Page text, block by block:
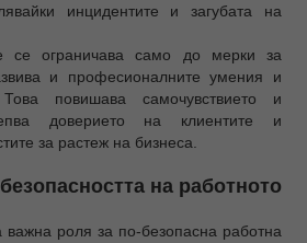
инцидентите и загубата на
се ограничава само до мерки за
и професионалните умения и
повишава самочувствието и
доверието на клиентите и
за растеж на бизнеса.
на работното
важна роля за по-безопасна работна